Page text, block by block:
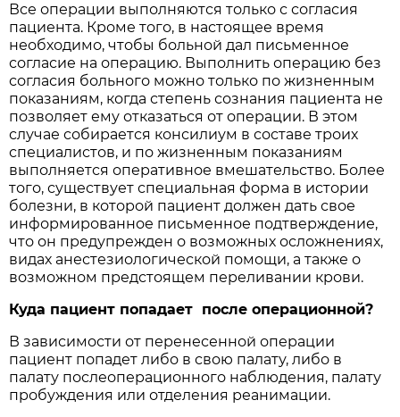
Все операции выполняются только с согласия
пациента. Кроме того, в настоящее время
необходимо, чтобы больной дал письменное
согласие на операцию. Выполнить операцию без
согласия больного можно только по жизненным
показаниям, когда степень сознания пациента не
позволяет ему отказаться от операции. В этом
случае собирается консилиум в составе троих
специалистов, и по жизненным показаниям
выполняется оперативное вмешательство. Более
того, существует специальная форма в истории
болезни, в которой пациент должен дать свое
информированное письменное подтверждение,
что он предупрежден о возможных осложнениях,
видах анестезиологической помощи, а также о
возможном предстоящем переливании крови.
Куда пациент попадает после операционной?
В зависимости от перенесенной операции
пациент попадет либо в свою палату, либо в
палату послеоперационного наблюдения, палату
пробуждения или отделения реанимации.